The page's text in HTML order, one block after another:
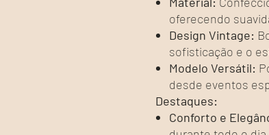
oferecendo
Design Vintage:
sofisticação e o
Modelo Versátil:
desde eventos
Destaques:
Conforto e